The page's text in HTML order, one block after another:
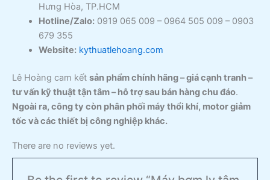
Hưng Hòa, TP.HCM
Hotline/Zalo:0919 065 009 – 0964 505 009 – 0903
679 355
Website: kythuatlehoang.com
Lê Hoàng cam kết sản phẩm chính hãng – giá cạnh tranh –
tư vấn kỹ thuật tận tâm – hỗ trợ sau bán hàng chu đáo.
Ngoài ra, công ty còn phân phối máy thổi khí, motor giảm
tốc và các thiết bị công nghiệp khác.
There are no reviews yet.